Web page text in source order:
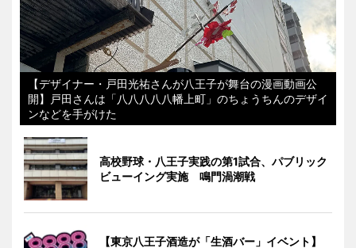
【デザイナー・戸田光祐さんが八王子が舞台の漫画動画公
開】戸田さんは「八八八八八幡上町」のちょうちんのデザイ
ンなどを手がけた
高校野球・八王子実践の第1試合、パブリック
ビューイング実施 鳴門渦潮戦
【東京八王子酒造が「生酒バー」イベント】